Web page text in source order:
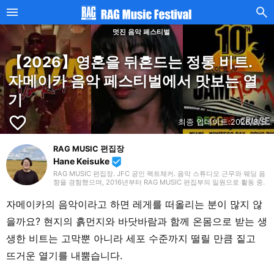
멋진 음악 페스티벌
【2026】영혼을 뒤흔드는 정통 비트.
자메이카 음악 페스티벌에서 맛보는 열
기
favorite_border 최종 업데이트:2026/8/5
RAG MUSIC 편집장
Hane Keisuke beenhere
RAG MUSIC 편집장. JFC 공인 팩트체커. 음악 스튜디오 근무와 웨딩 음
향을 경험했으며, 2016년부터 RAG MUSIC 편집부의 일원으로 활동 중.
후에는 밴드에서 드럼 등 다양한 악기를 경험. 각종 곡 소개 글을 비롯해,
각지의 음악 페스티벌 소개 기사와 라이브 리포트 등, 자신의 음악 활동
과 지금까지의 업무로 쌓아 온 경험을 바탕으로 매일 기사를 제작하고 있
습니다. 음악은 국내외 록은 물론, 최근에는 J-POP도 폭넓게 즐겨 듣습
니다.
자메이카의 음악이라고 하면 레게를 떠올리는 분이 많지 않
을까요? 현지의 흙먼지와 바닷바람과 함께 온몸으로 받는 생
생한 비트는 고막뿐 아니라 세포 수준까지 떨릴 만큼 짙고
뜨거운 열기를 내뿜습니다.